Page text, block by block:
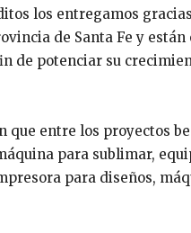
los entregamos
de Santa Fe y
de potenciar su
que entre los proyectos
para sublimar,
para diseños,